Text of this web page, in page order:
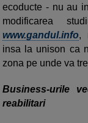
ecoducte - nu au
modificarea
www.gandul.info,
insa la unison ca
zona pe unde va
Business-urile
reabilitari